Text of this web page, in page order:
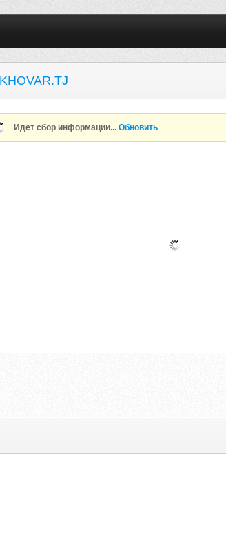
KHOVAR.TJ
Идет сбор информации...Обновить